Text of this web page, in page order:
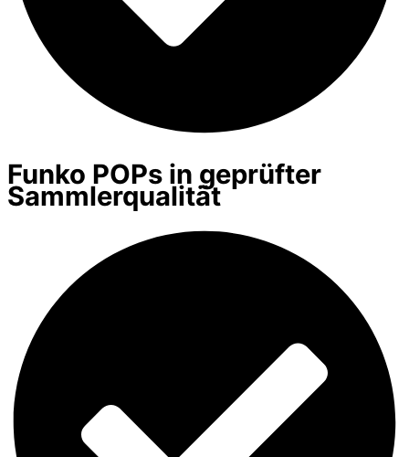
Funko POPs in geprüfter
Sammlerqualität